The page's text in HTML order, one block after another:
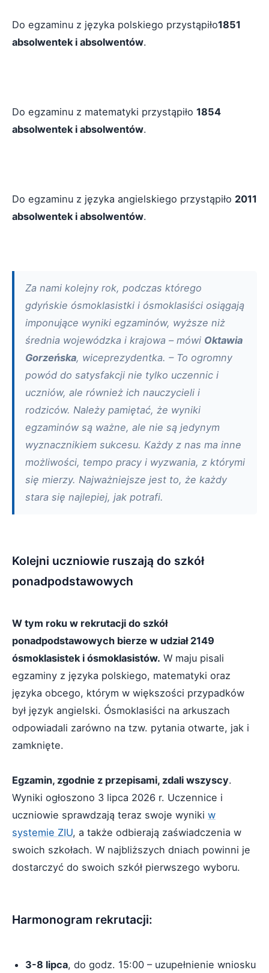
Do egzaminu z języka polskiego przystąpiło1851
absolwentek i absolwentów.
Do egzaminu z matematyki przystąpiło 1854
absolwentek i absolwentów.
Do egzaminu z języka angielskiego przystąpiło 2011
absolwentek i absolwentów.
Za nami kolejny rok, podczas którego
gdyńskie ósmoklasistki i ósmoklasiści osiągają
imponujące wyniki egzaminów, wyższe niż
średnia wojewódzka i krajowa – mówi Oktawia
Gorzeńska, wiceprezydentka. – To ogromny
powód do satysfakcji nie tylko uczennic i
uczniów, ale również ich nauczycieli i
rodziców. Należy pamiętać, że wyniki
egzaminów są ważne, ale nie są jedynym
wyznacznikiem sukcesu. Każdy z nas ma inne
możliwości, tempo pracy i wyzwania, z którymi
się mierzy. Najważniejsze jest to, że każdy
stara się najlepiej, jak potrafi.
Kolejni uczniowie ruszają do szkół
ponadpodstawowych
W tym roku w rekrutacji do szkół
ponadpodstawowych bierze w udział 2149
ósmoklasistek i ósmoklasistów. W maju pisali
egzaminy z języka polskiego, matematyki oraz
języka obcego, którym w większości przypadków
był język angielski. Ósmoklasiści na arkuszach
odpowiadali zarówno na tzw. pytania otwarte, jak i
zamknięte.
Egzamin, zgodnie z przepisami, zdali wszyscy.
Wyniki ogłoszono 3 lipca 2026 r. Uczennice i
uczniowie sprawdzają teraz swoje wyniki w
systemie ZIU, a także odbierają zaświadczenia w
swoich szkołach. W najbliższych dniach powinni je
dostarczyć do swoich szkół pierwszego wyboru.
Harmonogram rekrutacji:
3-8 lipca, do godz. 15:00 – uzupełnienie wniosku